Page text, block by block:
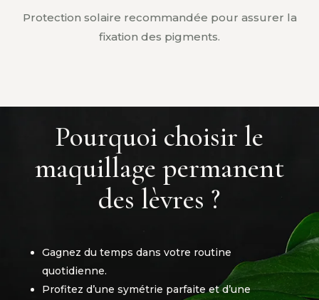
Protection solaire recommandée pour assurer la
fixation des pigments.
Pourquoi choisir le
maquillage permanent
des lèvres ?
Gagnez du temps dans votre routine
quotidienne.
Profitez d’une symétrie parfaite et d’une